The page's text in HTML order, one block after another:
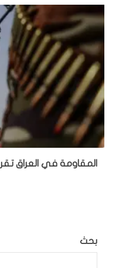
المقاومة في العراق
بحث